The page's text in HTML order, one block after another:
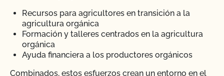
Recursos para agricultores en transición a la
agricultura orgánica
Formación y talleres centrados en la agricultura
orgánica
Ayuda financiera a los productores orgánicos
Combinados, estos esfuerzos crean un entorno en el